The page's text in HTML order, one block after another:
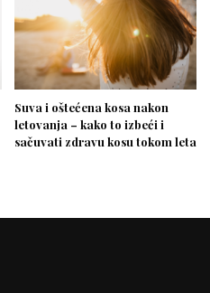
Suva i oštećena kosa nakon
letovanja – kako to izbeći i
sačuvati zdravu kosu tokom leta